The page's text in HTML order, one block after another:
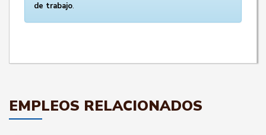
de trabajo.
EMPLEOS RELACIONADOS